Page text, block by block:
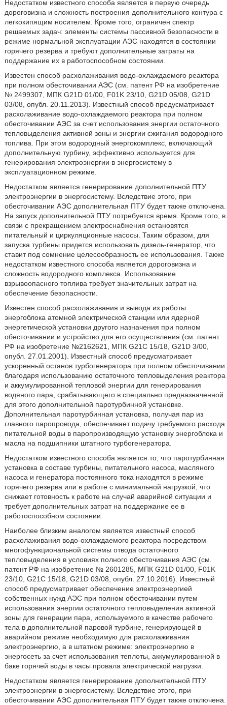
Недостатком известного способа является в первую очередь
дороговизна и сложность построения дополнительного контура с
легкокипящим носителем. Кроме того, ограничен спектр
решаемых задач: элементы системы пассивной безопасности в
режиме нормальной эксплуатации АЭС находятся в состоянии
горячего резерва и требуют дополнительные затраты на
поддержание их в работоспособном состоянии.
Известен способ расхолаживания водо-охлаждаемого реактора
при полном обесточивании АЭС (см. патент РФ на изобретение
№ 2499307, МПК G21D 01/00, F01K 23/10, G21D 05/08, G21D
03/08, опубл. 20.11.2013). Известный способ предусматривает
расхолаживание водо-охлаждаемого реактора при полном
обесточивании АЭС за счет использования энергии остаточного
тепловыделения активной зоны и энергии сжигания водородного
топлива. При этом водородный энергокомплекс, включающий
дополнительную турбину, эффективно используется для
генерирования электроэнергии в энергосистему в
эксплуатационном режиме.
Недостатком является генерирование дополнительной ПТУ
электроэнергии в энергосистему. Вследствие этого, при
обесточивании АЭС дополнительная ПТУ будет также отключена.
На запуск дополнительной ПТУ потребуется время. Кроме того, в
связи с прекращением электроснабжения остановятся
питательный и циркуляционные насосы. Таким образом, для
запуска турбины придется использовать дизель-генератор, что
ставит под сомнение целесообразность ее использования. Также
недостатком известного способа является дороговизна и
сложность водородного комплекса. Использование
взрывоопасного топлива требует значительных затрат на
обеспечение безопасности.
Известен способ расхолаживания и вывода из работы
энергоблока атомной электрической станции или ядерной
энергетической установки другого назначения при полном
обесточивании и устройство для его осуществления (см. патент
РФ на изобретение №2162621, МПК G21C 15/18, G21D 3/00,
опубл. 27.01.2001). Известный способ предусматривает
ускоренный останов турбогенератора при полном обесточивании
благодаря использованию остаточного тепловыделения реактора
и аккумулированной тепловой энергии для генерирования
водяного пара, срабатывающего в специально предназначенной
для этого дополнительной паротурбинной установке.
Дополнительная паротурбинная установка, получая пар из
главного паропровода, обеспечивает подачу требуемого расхода
питательной воды в паропроизводящую установку энергоблока и
масла на подшипники штатного турбогенератора.
Недостатком известного способа является то, что паротурбинная
установка в составе турбины, питательного насоса, масляного
насоса и генератора постоянного тока находятся в режиме
горячего резерва или в работе с минимальной нагрузкой, что
снижает готовность к работе на случай аварийной ситуации и
требует дополнительных затрат на поддержание ее в
работоспособном состоянии.
Наиболее близким аналогом является известный способ
расхолаживания водо-охлаждаемого реактора посредством
многофункциональной системы отвода остаточного
тепловыделения в условиях полного обесточивания АЭС (см.
патент РФ на изобретение № 2601285, МПК G21D 01/00, F01K
23/10, G21C 15/18, G21D 03/08, опубл. 27.10.2016). Известный
способ предусматривает обеспечение электроэнергией
собственных нужд АЭС при полном обесточивании путем
использования энергии остаточного тепловыделения активной
зоны для генерации пара, используемого в качестве рабочего
тела в дополнительной паровой турбине, генерирующей в
аварийном режиме необходимую для расхолаживания
электроэнергию, а в штатном режиме: электроэнергию в
энергосеть за счет использования теплоты, аккумулированной в
баке горячей воды в часы провала электрической нагрузки.
Недостатком является генерирование дополнительной ПТУ
электроэнергии в энергосистему. Вследствие этого, при
обесточивании АЭС дополнительная ПТУ будет также отключена.